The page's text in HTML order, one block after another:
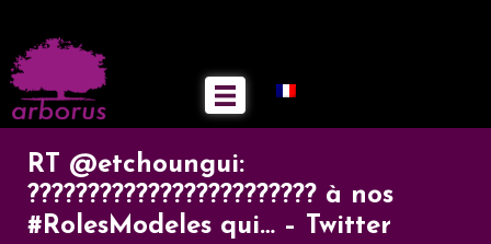
RT @etchoungui:
???????????????????????? à nos
#RolesModeles qui… – Twitter